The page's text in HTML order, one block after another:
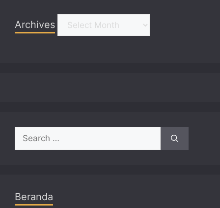
Archives Archives
Search
for:
Beranda